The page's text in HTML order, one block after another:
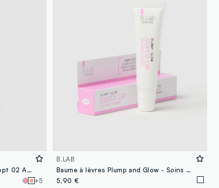
Soin lèvres aux peptides Pink Pept 02 Abricot
+5
B.LAB
Baume à lèvres Plump and Glow - Soins Coréens
5,90 €